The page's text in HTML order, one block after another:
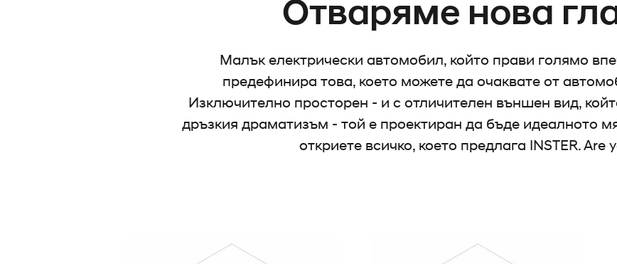
Отваряме нова
Малък електрически автомобил, който прави голямо
предефинира това, което можете да очаквате от
Изключително просторен - и с отличителен външен вид,
дръзкия драматизъм - той е проектиран да бъде идеалното
откриете всичко, което предлага INSTER. Are